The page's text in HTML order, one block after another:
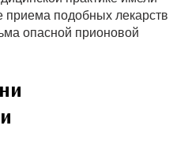
приема подобных лекарств
опасной прионовой